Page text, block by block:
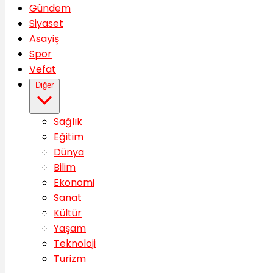
Gündem
Siyaset
Asayiş
Spor
Vefat
Diğer
Sağlık
Eğitim
Dünya
Bilim
Ekonomi
Sanat
Kültür
Yaşam
Teknoloji
Turizm